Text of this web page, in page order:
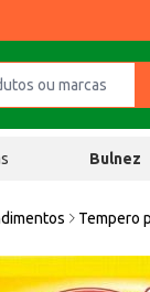
Bulnez
Tempero